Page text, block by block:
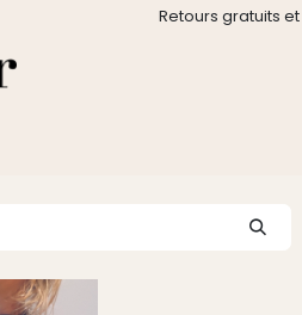
Retours gratuits